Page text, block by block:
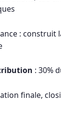
: construit
: 30%
finale,